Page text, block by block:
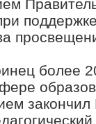
новой
входить